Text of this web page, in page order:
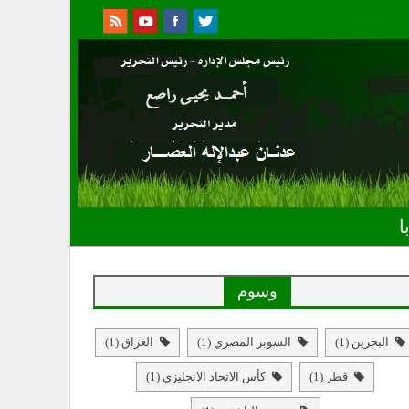
وسوم
البحرين (1) السوبر المصري (1) العراق (1)
قطر (1) كأس الاتحاد الانجليزي (1)